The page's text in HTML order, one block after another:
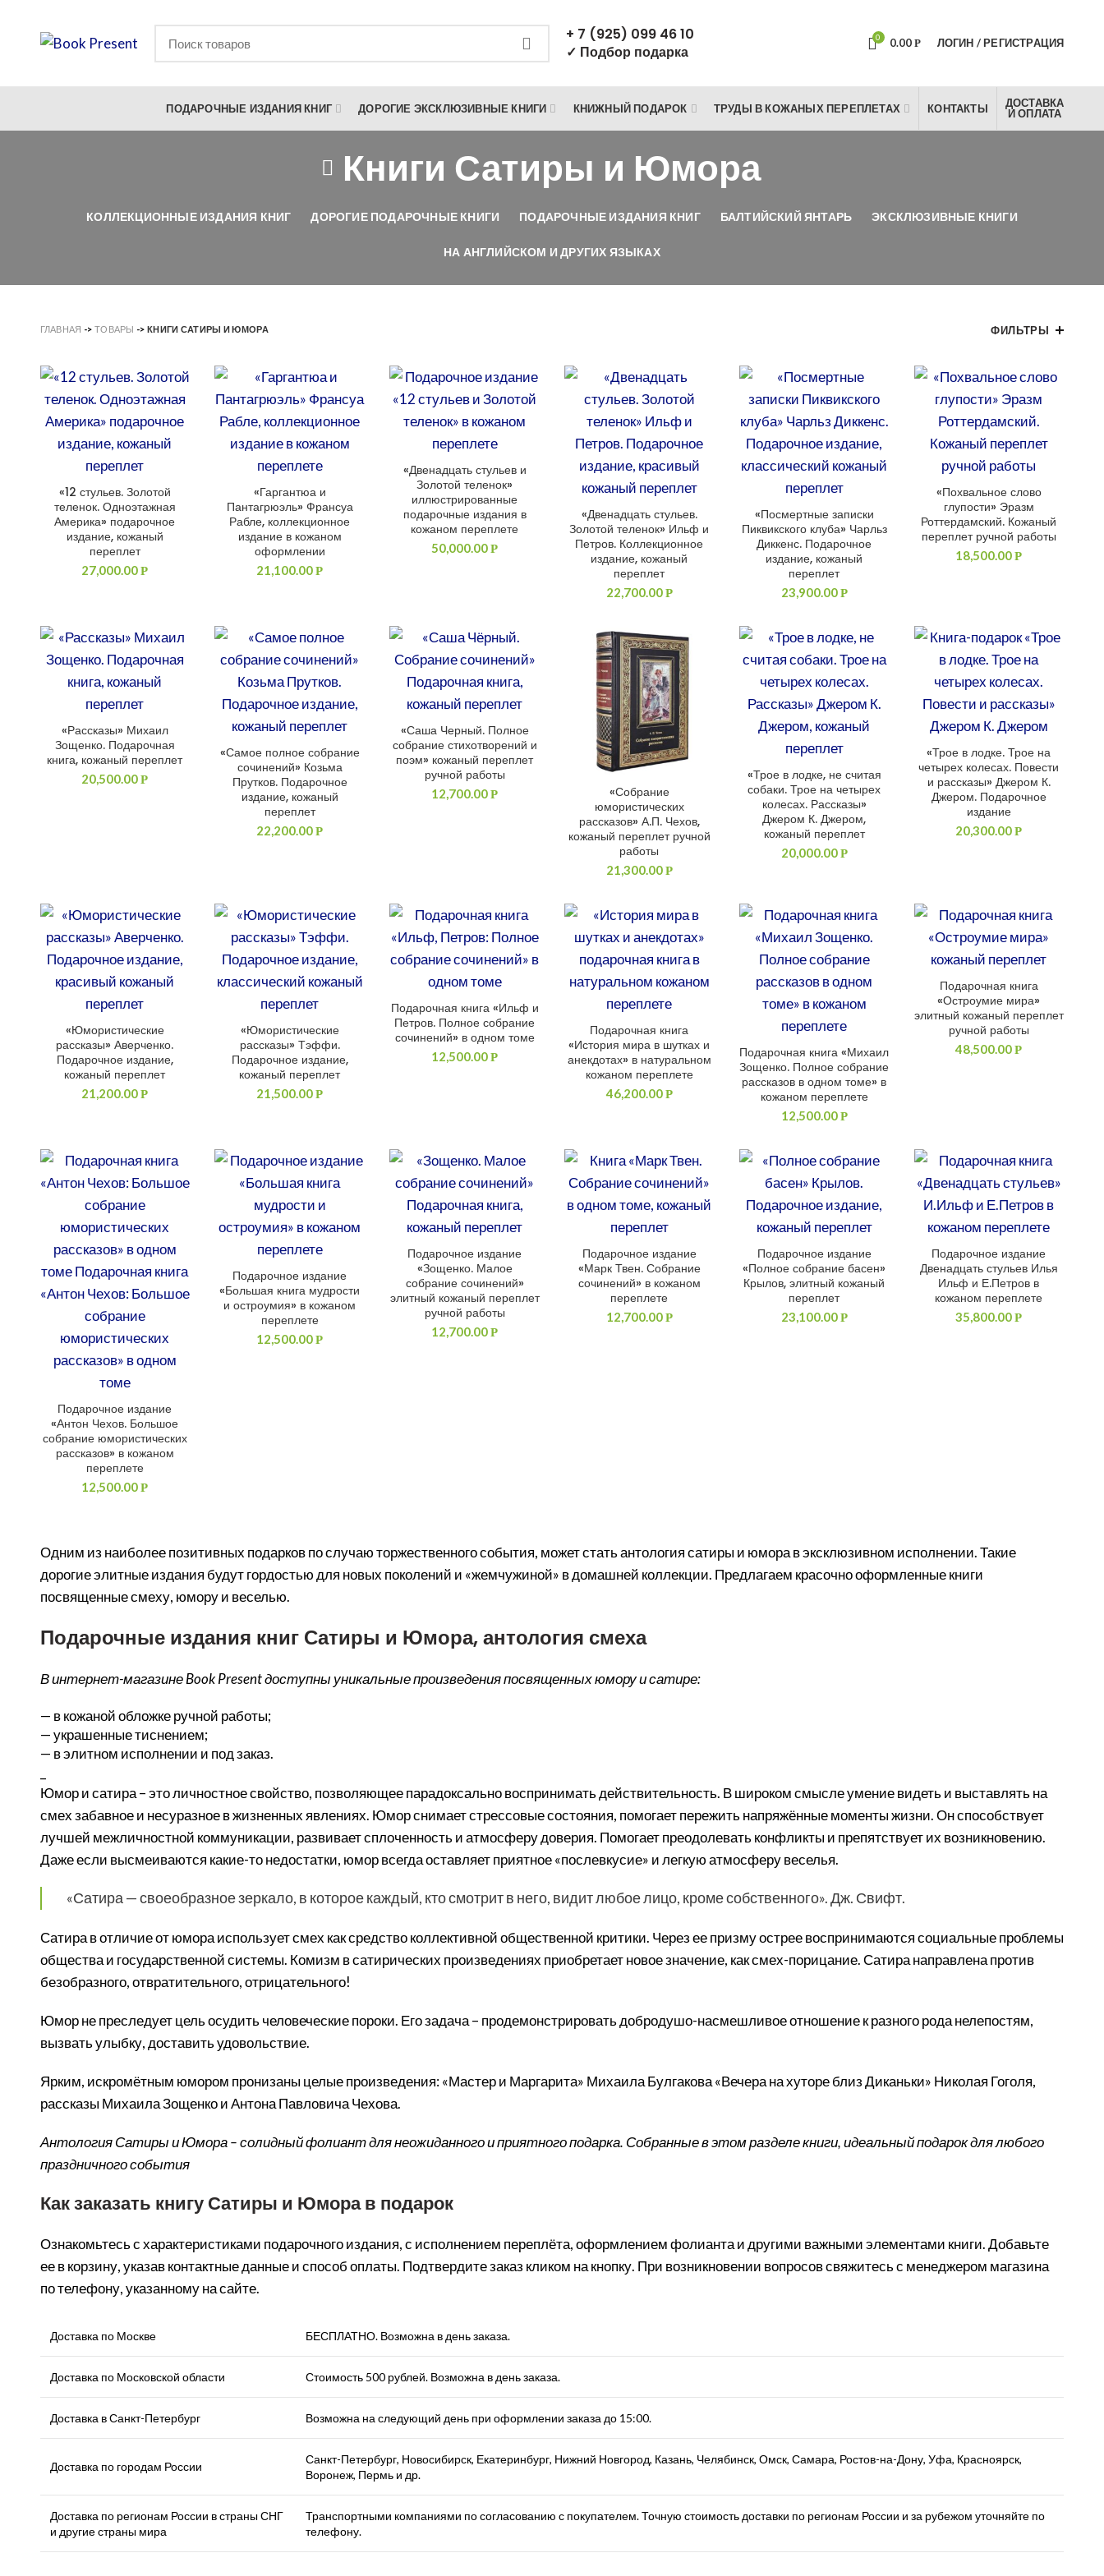
+ 7 (925) 099 46 10
✓ Подбор подарка
0 0.00 Р ЛОГИН / РЕГИСТРАЦИЯ
ПОДАРОЧНЫЕ ИЗДАНИЯ КНИГ ДОРОГИЕ ЭКСКЛЮЗИВНЫЕ КНИГИ КНИЖНЫЙ ПОДАРОК ТРУДЫ В КОЖАНЫХ ПЕРЕПЛЕТАХ КОНТАКТЫ
ДОСТАВКА
И ОПЛАТА
Книги Сатиры и Юмора
КОЛЛЕКЦИОННЫЕ ИЗДАНИЯ КНИГ ДОРОГИЕ ПОДАРОЧНЫЕ КНИГИ ПОДАРОЧНЫЕ ИЗДАНИЯ КНИГ БАЛТИЙСКИЙ ЯНТАРЬ ЭКСКЛЮЗИВНЫЕ КНИГИ
НА АНГЛИЙСКОМ И ДРУГИХ ЯЗЫКАХ
ГЛАВНАЯ -> ТОВАРЫ -> КНИГИ САТИРЫ И ЮМОРА ФИЛЬТРЫ
ДОБАВИТЬ В КОРЗИНУ
«12 стульев. Золотой
теленок. Одноэтажная
Америка» подарочное
издание, кожаный
переплет
27,000.00Р
ДОБАВИТЬ В КОРЗИНУ
«Гаргантюа и
Пантагрюэль» Франсуа
Рабле, коллекционное
издание в кожаном
оформлении
21,100.00Р
ДОБАВИТЬ В КОРЗИНУ
«Двенадцать стульев и
Золотой теленок»
иллюстрированные
подарочные издания в
кожаном переплете
50,000.00Р
ДОБАВИТЬ В КОРЗИНУ
«Двенадцать стульев.
Золотой теленок» Ильф и
Петров. Коллекционное
издание, кожаный
переплет
22,700.00Р
ДОБАВИТЬ В КОРЗИНУ
«Посмертные записки
Пиквикского клуба» Чарльз
Диккенс. Подарочное
издание, кожаный
переплет
23,900.00Р
ДОБАВИТЬ В КОРЗИНУ
«Похвальное слово
глупости» Эразм
Роттердамский. Кожаный
переплет ручной работы
18,500.00Р
ДОБАВИТЬ В КОРЗИНУ
«Рассказы» Михаил
Зощенко. Подарочная
книга, кожаный переплет
20,500.00Р
ДОБАВИТЬ В КОРЗИНУ
«Самое полное собрание
сочинений» Козьма
Прутков. Подарочное
издание, кожаный
переплет
22,200.00Р
ДОБАВИТЬ В КОРЗИНУ
«Саша Черный. Полное
собрание стихотворений и
поэм» кожаный переплет
ручной работы
12,700.00Р ДОБАВИТЬ В КОРЗИНУ
«Собрание
юмористических
рассказов» А.П. Чехов,
кожаный переплет ручной
работы
21,300.00Р
ДОБАВИТЬ В КОРЗИНУ
«Трое в лодке, не считая
собаки. Трое на четырех
колесах. Рассказы»
Джером К. Джером,
кожаный переплет
20,000.00Р
ДОБАВИТЬ В КОРЗИНУ
«Трое в лодке. Трое на
четырех колесах. Повести
и рассказы» Джером К.
Джером. Подарочное
издание
20,300.00Р
ДОБАВИТЬ В КОРЗИНУ
«Юмористические
рассказы» Аверченко.
Подарочное издание,
кожаный переплет
21,200.00Р
ДОБАВИТЬ В КОРЗИНУ
«Юмористические
рассказы» Тэффи.
Подарочное издание,
кожаный переплет
21,500.00Р
ДОБАВИТЬ В КОРЗИНУ
Подарочная книга «Ильф и
Петров. Полное собрание
сочинений» в одном томе
12,500.00Р
ДОБАВИТЬ В КОРЗИНУ
Подарочная книга
«История мира в шутках и
анекдотах» в натуральном
кожаном переплете
46,200.00Р
ДОБАВИТЬ В КОРЗИНУ
Подарочная книга «Михаил
Зощенко. Полное собрание
рассказов в одном томе» в
кожаном переплете
12,500.00Р
ДОБАВИТЬ В КОРЗИНУ
Подарочная книга
«Остроумие мира»
элитный кожаный переплет
ручной работы
48,500.00Р
ДОБАВИТЬ В КОРЗИНУ
Подарочное издание
«Антон Чехов. Большое
собрание юмористических
рассказов» в кожаном
переплете
12,500.00Р
ДОБАВИТЬ В КОРЗИНУ
Подарочное издание
«Большая книга мудрости
и остроумия» в кожаном
переплете
12,500.00Р
ДОБАВИТЬ В КОРЗИНУ
Подарочное издание
«Зощенко. Малое
собрание сочинений»
элитный кожаный переплет
ручной работы
12,700.00Р
ДОБАВИТЬ В КОРЗИНУ
Подарочное издание
«Марк Твен. Собрание
сочинений» в кожаном
переплете
12,700.00Р
ДОБАВИТЬ В КОРЗИНУ
Подарочное издание
«Полное собрание басен»
Крылов, элитный кожаный
переплет
23,100.00Р
ДОБАВИТЬ В КОРЗИНУ
Подарочное издание
Двенадцать стульев Илья
Ильф и Е.Петров в
кожаном переплете
35,800.00Р
Одним из наиболее позитивных подарков по случаю торжественного события, может стать антология сатиры и юмора в эксклюзивном исполнении. Такие
дорогие элитные издания будут гордостью для новых поколений и «жемчужиной» в домашней коллекции. Предлагаем красочно оформленные книги
посвященные смеху, юмору и веселью.
Подарочные издания книг Сатиры и Юмора, антология смеха
В интернет-магазине Book Present доступны уникальные произведения посвященных юмору и сатире:
— в кожаной обложке ручной работы;
— украшенные тиснением;
— в элитном исполнении и под заказ.
Юмор и сатира – это личностное свойство, позволяющее парадоксально воспринимать действительность. В широком смысле умение видеть и выставлять на
смех забавное и несуразное в жизненных явлениях. Юмор снимает стрессовые состояния, помогает пережить напряжённые моменты жизни. Он способствует
лучшей межличностной коммуникации, развивает сплоченность и атмосферу доверия. Помогает преодолевать конфликты и препятствует их возникновению.
Даже если высмеиваются какие-то недостатки, юмор всегда оставляет приятное «послевкусие» и легкую атмосферу веселья.
«Сатира — своеобразное зеркало, в которое каждый, кто смотрит в него, видит любое лицо, кроме собственного». Дж. Свифт.
Сатира в отличие от юмора использует смех как средство коллективной общественной критики. Через ее призму острее воспринимаются социальные проблемы
общества и государственной системы. Комизм в сатирических произведениях приобретает новое значение, как смех-порицание. Сатира направлена против
безобразного, отвратительного, отрицательного!
Юмор не преследует цель осудить человеческие пороки. Его задача – продемонстрировать добродушо-насмешливое отношение к разного рода нелепостям,
вызвать улыбку, доставить удовольствие.
Ярким, искромётным юмором пронизаны целые произведения: «Мастер и Маргарита» Михаила Булгакова «Вечера на хуторе близ Диканьки» Николая Гоголя,
рассказы Михаила Зощенко и Антона Павловича Чехова.
Антология Сатиры и Юмора – солидный фолиант для неожиданного и приятного подарка. Собранные в этом разделе книги, идеальный подарок для любого
праздничного события
Как заказать книгу Сатиры и Юмора в подарок
Ознакомьтесь с характеристиками подарочного издания, с исполнением переплёта, оформлением фолианта и другими важными элементами книги. Добавьте
ее в корзину, указав контактные данные и способ оплаты. Подтвердите заказ кликом на кнопку. При возникновении вопросов свяжитесь с менеджером магазина
по телефону, указанному на сайте.
Доставка по Москве БЕСПЛАТНО. Возможна в день заказа.
Доставка по Московской области Стоимость 500 рублей. Возможна в день заказа.
Доставка в Санкт-Петербург Возможна на следующий день при оформлении заказа до 15:00.
Доставка по городам России
Санкт-Петербург, Новосибирск, Екатеринбург, Нижний Новгород, Казань, Челябинск, Омск, Самара, Ростов-на-Дону, Уфа, Красноярск,
Воронеж, Пермь и др.
Доставка по регионам России в страны СНГ
и другие страны мира
Транспортными компаниями по согласованию с покупателем. Точную стоимость доставки по регионам России и за рубежом уточняйте по
телефону.